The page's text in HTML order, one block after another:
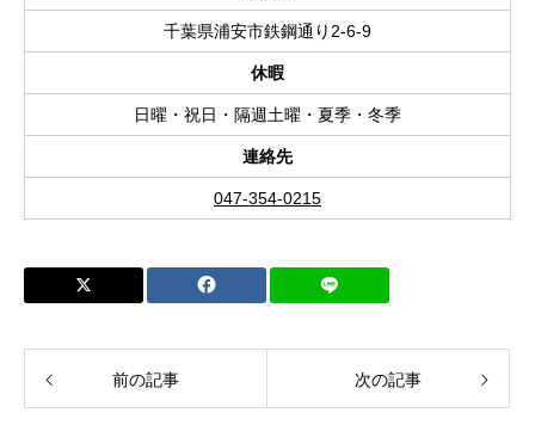
千葉県浦安市鉄鋼通り2-6-9
休暇
日曜・祝日・隔週土曜・夏季・冬季
連絡先
047-354-0215
前の記事 次の記事